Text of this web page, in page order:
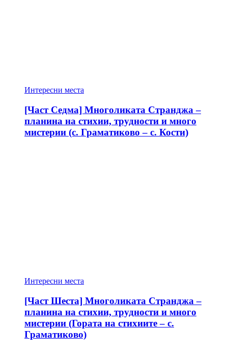
Интересни места
[Част Седма] Многоликата Странджа –
планина на стихии, трудности и много
мистерии (с. Граматиково – с. Кости)
Интересни места
[Част Шеста] Многоликата Странджа –
планина на стихии, трудности и много
мистерии (Гората на стихиите – с.
Граматиково)